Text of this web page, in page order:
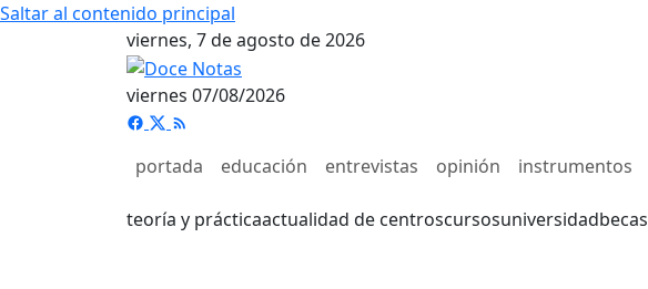
Saltar al contenido principal
viernes, 7 de agosto de 2026
viernes 07/08/2026
portada educación entrevistas opinión instrumentos
teoría y prácticaactualidad de centroscursosuniversidadbecas